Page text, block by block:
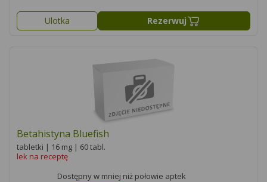
Ulotka Rezerwuj
Betahistyna Bluefish
tabletki | 16 mg | 60 tabl.
lek na receptę
Dostępny w mniej niż połowie aptek